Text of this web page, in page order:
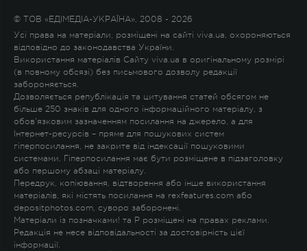
© ТОВ «ЕДІМЕДІА-УКРАЇНА», 2008 - 2026
Усі права на матеріали, розміщені на сайті viva.ua, охороняються
відповідно до законодавства України.
Використання матеріалів Сайту viva.ua в оригінальному розмірі
(в повному обсязі) без письмового дозволу редакції
забороняється.
Дозволяється републікація та цитування статей обсягом не
більше 250 знаків для одного інформаційного матеріалу, з
обов'язковим зазначенням посилання на джерело, а для
Інтернет-ресурсів – пряме для пошукових систем
гіперпосилання, не закрите від індексації пошуковими
системами. Гіперпосилання має бути розміщене в підзаголовку
або першому абзаці матеріалу.
Передрук, копіювання, відтворення або інше використання
матеріалів, які містять посилання на rexfeatures.com або
depositphotos.com, суворо заборонені.
Матеріали із позначками! та P розміщені на правах реклами.
Редакція не несе відповідальності за достовірність цієї
інформації.